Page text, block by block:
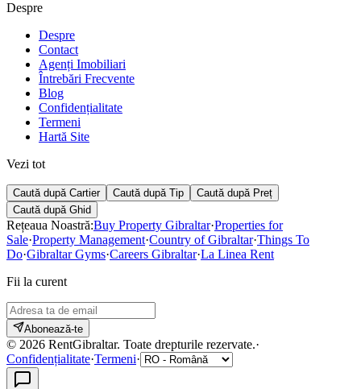
Despre
Despre
Contact
Agenți Imobiliari
Întrebări Frecvente
Blog
Confidențialitate
Termeni
Hartă Site
Vezi tot
Caută după Cartier Caută după Tip
Caută după Preț
Caută după Ghid
Rețeaua Noastră:Buy Property Gibraltar·Properties for
Sale·Property Management·Country of Gibraltar·Things To
Do·Gibraltar Gyms·Careers Gibraltar·La Linea Rent
Fii la curent
Abonează-te
© 2026 RentGibraltar. Toate drepturile rezervate.·
Confidențialitate·Termeni·